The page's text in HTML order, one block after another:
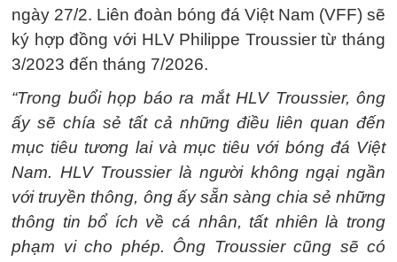
ngày 27/2. Liên đoàn bóng đá Việt Nam (VFF) sẽ
ký hợp đồng với HLV Philippe Troussier từ tháng
3/2023 đến tháng 7/2026.
“Trong buổi họp báo ra mắt HLV Troussier, ông
ấy sẽ chía sẻ tất cả những điều liên quan đến
mục tiêu tương lai và mục tiêu với bóng đá Việt
Nam. HLV Troussier là người không ngại ngần
với truyền thông, ông ấy sẵn sàng chia sẻ những
thông tin bổ ích về cá nhân, tất nhiên là trong
phạm vi cho phép. Ông Troussier cũng sẽ có